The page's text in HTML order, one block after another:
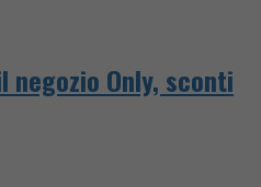
negozio Only, sconti